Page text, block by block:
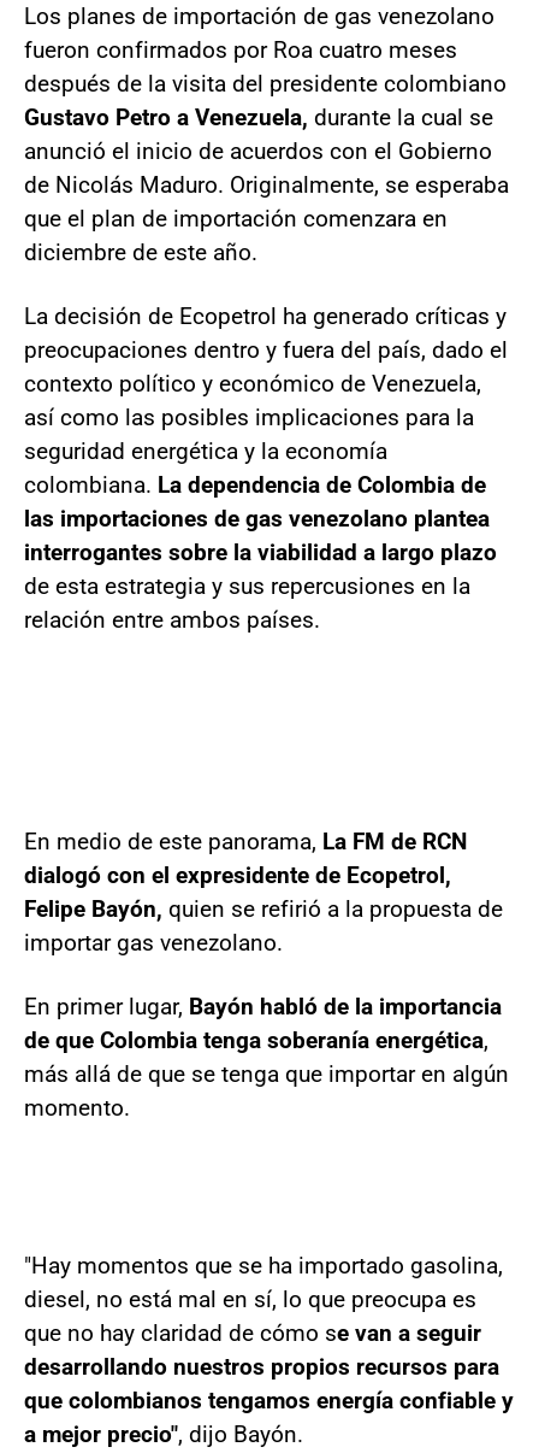
Los planes de importación de gas venezolano
fueron confirmados por Roa cuatro meses
después de la visita del presidente colombiano
Gustavo Petro a Venezuela, durante la cual se
anunció el inicio de acuerdos con el Gobierno
de Nicolás Maduro. Originalmente, se esperaba
que el plan de importación comenzara en
diciembre de este año.
La decisión de Ecopetrol ha generado críticas y
preocupaciones dentro y fuera del país, dado el
contexto político y económico de Venezuela,
así como las posibles implicaciones para la
seguridad energética y la economía
colombiana. La dependencia de Colombia de
las importaciones de gas venezolano plantea
interrogantes sobre la viabilidad a largo plazo
de esta estrategia y sus repercusiones en la
relación entre ambos países.
En medio de este panorama, La FM de RCN
dialogó con el expresidente de Ecopetrol,
Felipe Bayón, quien se refirió a la propuesta de
importar gas venezolano.
En primer lugar, Bayón habló de la importancia
de que Colombia tenga soberanía energética,
más allá de que se tenga que importar en algún
momento.
"Hay momentos que se ha importado gasolina,
diesel, no está mal en sí, lo que preocupa es
que no hay claridad de cómo se van a seguir
desarrollando nuestros propios recursos para
que colombianos tengamos energía confiable y
a mejor precio", dijo Bayón.